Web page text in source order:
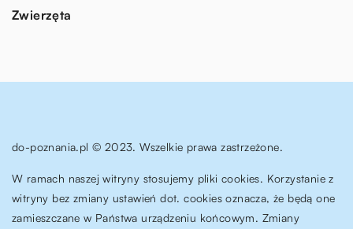
Zwierzęta
do-poznania.pl © 2023. Wszelkie prawa zastrzeżone.
W ramach naszej witryny stosujemy pliki cookies. Korzystanie z
witryny bez zmiany ustawień dot. cookies oznacza, że będą one
zamieszczane w Państwa urządzeniu końcowym. Zmiany